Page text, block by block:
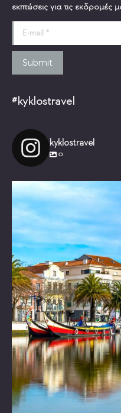
εκπτώσεις για τις εκδρομές
E-mail *
Submit
#kyklostravel
kyklostravel
0
Είστε έτοιμοι για